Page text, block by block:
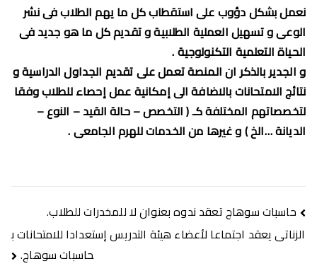
نعمل بشكل دؤوب على استقطاب كل ما يهم الطلاب فى نشر
الوعى و تسهيل العملية الطلابية و تقديم كل ما هو جديد فى
الحياة التعلمية التكنولوجية .
و الجدير بالذكر ان المنصة تعمل على تقديم الجداول الدراسية و
نتائج الامتحانات بالاضافة الى إمكانية عمل إحصاء للطلاب وفقا
لتخصصاتهم المختلفة كـ ( التخصص – حالة القيد – النوع –
الديانة …الخ ) و غيرها من الخدمات للهرم الجامعى .
تصفّح
المقالات
حاسبات سوهاج تعقد ندوه بعنوان لا للمخدرات للطلاب.
الزناتى يعقد اجتماعا لأعضاء هيئة التدريس إستعدادا للامتحانات ب
حاسبات سوهاج.